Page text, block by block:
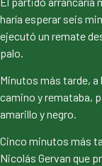
haría esperar seis
ejecutó un remate
palo.
Minutos más tarde, a
camino y remataba,
amarillo y negro.
Cinco minutos más
Nicolás Gervan que